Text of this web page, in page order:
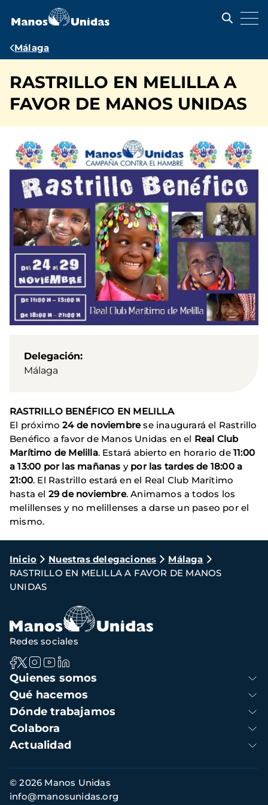
contenido
Ruta
navegación
Málaga
RASTRILLO EN MELILLA A
FAVOR DE MANOS UNIDAS
Delegación
Málaga
RASTRILLO BENÉFICO EN MELILLA
El próximo24 de noviembrese inaugurará el Rastrillo
Benéfico a favor de Manos Unidas en el Real Club
Marítimo de Melilla. Estará abierto en horario de11:00
a 13:00 por las mañanas ypor las tardes de 18:00 a
21:00. El Rastrillo estará en el Real Club Marítimo
hasta el 29 de noviembre. Animamos a todos los
melillenses y no melillenses a darse un paseo por el
mismo.
Ruta
de
navegación
Inicio Nuestras delegaciones
Málaga
RASTRILLO EN MELILLA A FAVOR DE MANOS
UNIDAS
Navegación
principal
Quienes somos
Qué hacemos
Dónde trabajamos
Colabora
Actualidad
Redes sociales
Información
de
© 2026 Manos Unidas
info@manosunidas.org